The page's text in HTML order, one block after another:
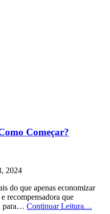
Começar?
2024
do que apenas economizar
recompensadora que
para… Continuar Leitura…